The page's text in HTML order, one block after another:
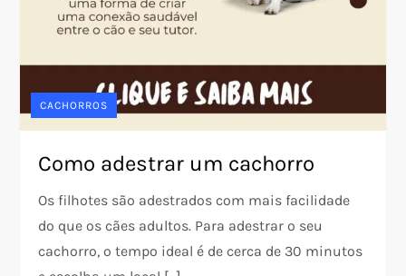
CACHORROS
Como adestrar um cachorro
Os filhotes são adestrados com mais facilidade
do que os cães adultos. Para adestrar o seu
cachorro, o tempo ideal é de cerca de 30 minutos